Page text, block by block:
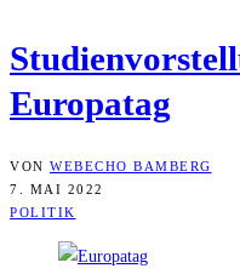
Europatag
VON WEBECHO BAMBERG
7. MAI 2022
POLITIK